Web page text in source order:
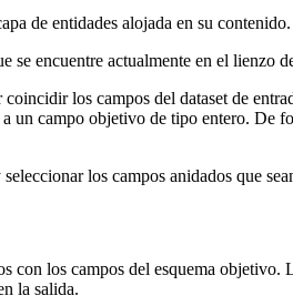
de entidades alojada en su
se encuentre actualmente en el lienzo
coincidir los campos del dataset de
un campo objetivo de tipo entero.
los campos anidados que
con los campos del esquema
la salida.